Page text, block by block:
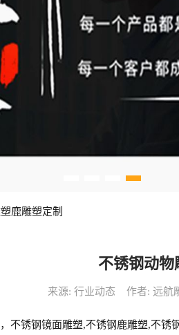
鹿雕塑定制
不锈钢动物
来源: 行业动态 作者: 远航
不锈钢镜面雕塑,不锈钢鹿雕塑,不